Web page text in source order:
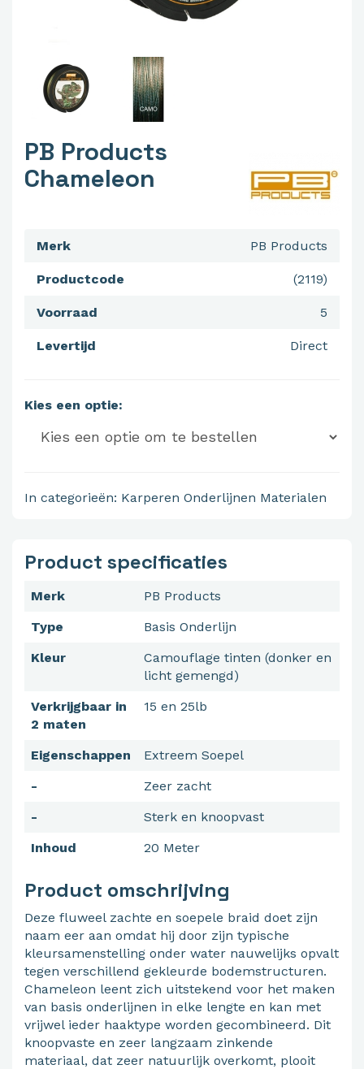
PB Products
Chameleon
PB Products
Merk
(2119)
Productcode
5
Voorraad
Direct
Levertijd
Kies een optie:
In categorieën: Karperen Onderlijnen Materialen
Product specificaties
Merk
PB Products
Type
Basis Onderlijn
Kleur
Camouflage tinten (donker en
licht gemengd)
Verkrijgbaar in
2 maten
15 en 25lb
Eigenschappen
Extreem Soepel
-
Zeer zacht
-
Sterk en knoopvast
Inhoud
20 Meter
Product omschrijving
Deze fluweel zachte en soepele braid doet zijn
naam eer aan omdat hij door zijn typische
kleursamenstelling onder water nauwelijks opvalt
tegen verschillend gekleurde bodemstructuren.
Chameleon leent zich uitstekend voor het maken
van basis onderlijnen in elke lengte en kan met
vrijwel ieder haaktype worden gecombineerd. Dit
knoopvaste en zeer langzaam zinkende
materiaal, dat zeer natuurlijk overkomt, plooit